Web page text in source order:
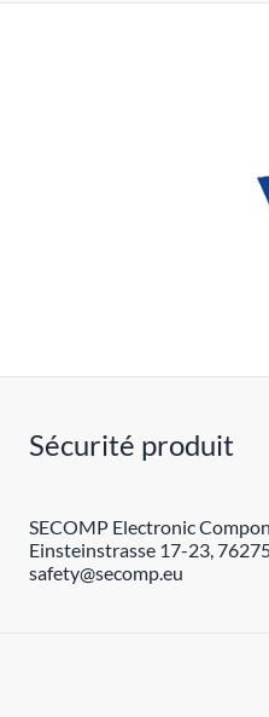
Sécurité produit
SECOMP Electronic
Einsteinstrasse 17-23,
safety@secomp.eu